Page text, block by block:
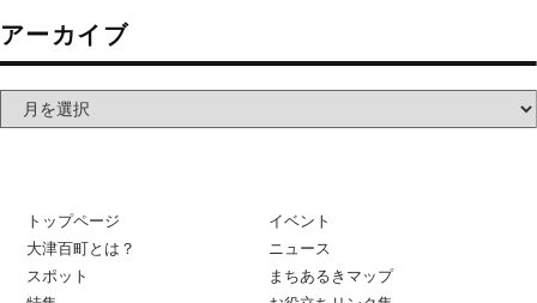
アーカイブ
トップページ
大津百町とは？
スポット
イベント
ニュース
まちあるきマップ